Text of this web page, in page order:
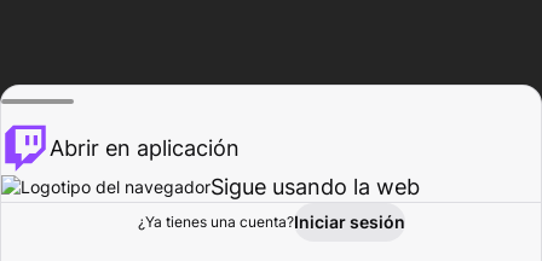
Explorar Actividad
Abrir en aplicación
Sigue usando la web
¿Ya tienes una cuenta?Iniciar sesión